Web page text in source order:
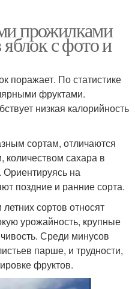
прожилками
с фото и
поражает. По статистике
фруктами.
низкая калорийность
сортам, отличаются
сахара в
Ориентируясь на
поздние и ранние сорта.
сортов относят
урожайность, крупные
Среди минусов
парше, и трудности,
фруктов.